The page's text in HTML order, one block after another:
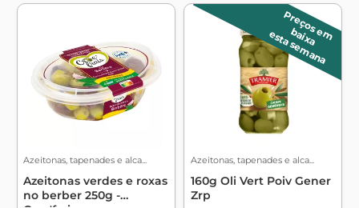
Azeitonas, tapenades e alca...
Azeitonas verdes e roxas
no berber 250g -
P
r
e
ç
o
s
e
m
b
a
ix
a
esta semana
Azeitonas, tapenades e alca...
160g Oli Vert Poiv Gener
Zrp